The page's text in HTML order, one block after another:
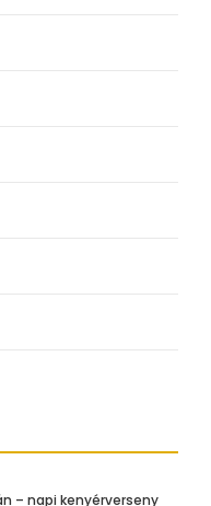
– napi kenyérverseny